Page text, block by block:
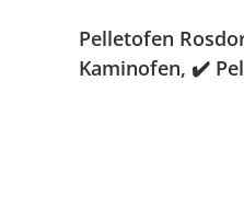
Pelletofen
Kaminofen, ✔️